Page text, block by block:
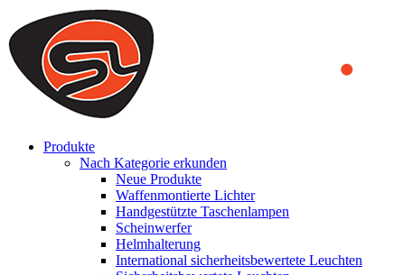
We use cookies to ensure that we provide you the best
you a better experience. To learn more or to find out how you can
ACCEPT AND CLOSE
Produkte
Nach Kategorie erkunden
Neue Produkte
Waffenmontierte Lichter
Handgestützte Taschenlampen
Scheinwerfer
Helmhalterung
International sicherheitsbewertete Leuchten